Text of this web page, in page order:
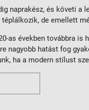
naprakész, és követi a
de emellett
as években továbbra is
nagyobb hatást fog
ha a modern stílust